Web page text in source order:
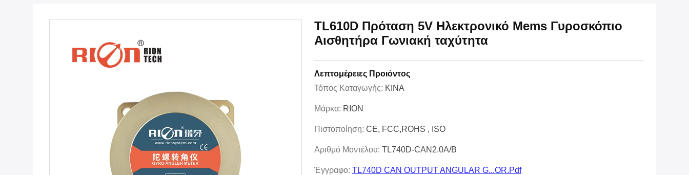
TL610D Πρόταση 5V Ηλεκτρονικό Mems Γυροσκόπιο
Αισθητήρα Γωνιακή ταχύτητα
Λεπτομέρειες Προιόντος
Τόπος Καταγωγής: ΚΙΝΑ
Μάρκα: RION
Πιστοποίηση: CE, FCC,ROHS , ISO
Αριθμό Μοντέλου: TL740D-CAN2.0A/B
Έγγραφο: TL740D CAN OUTPUT ANGULAR G...OR.pdf